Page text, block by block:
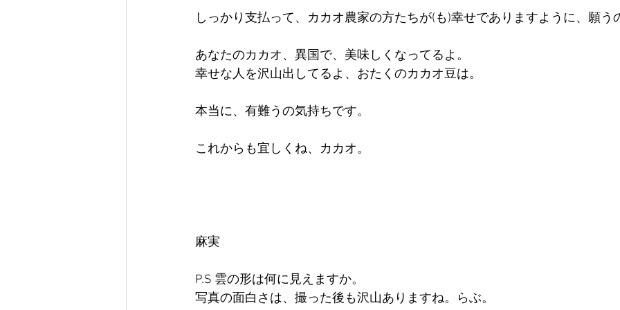
しっかり支払って、カカオ農家の方たちが(も)幸せでありますように、願う
あなたのカカオ、異国で、美味しくなってるよ。
幸せな人を沢山出してるよ、おたくのカカオ豆は。
本当に、有難うの気持ちです。
これからも宜しくね、カカオ。
麻実
P.S 雲の形は何に見えますか。
写真の面白さは、撮った後も沢山ありますね。らぶ。